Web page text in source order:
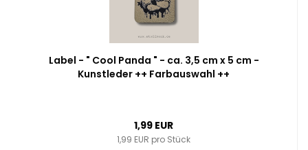
Label - " Cool Panda " - ca. 3,5 cm x 5 cm -
Kunstleder ++ Farbauswahl ++
1,99 EUR
1,99 EUR pro Stück